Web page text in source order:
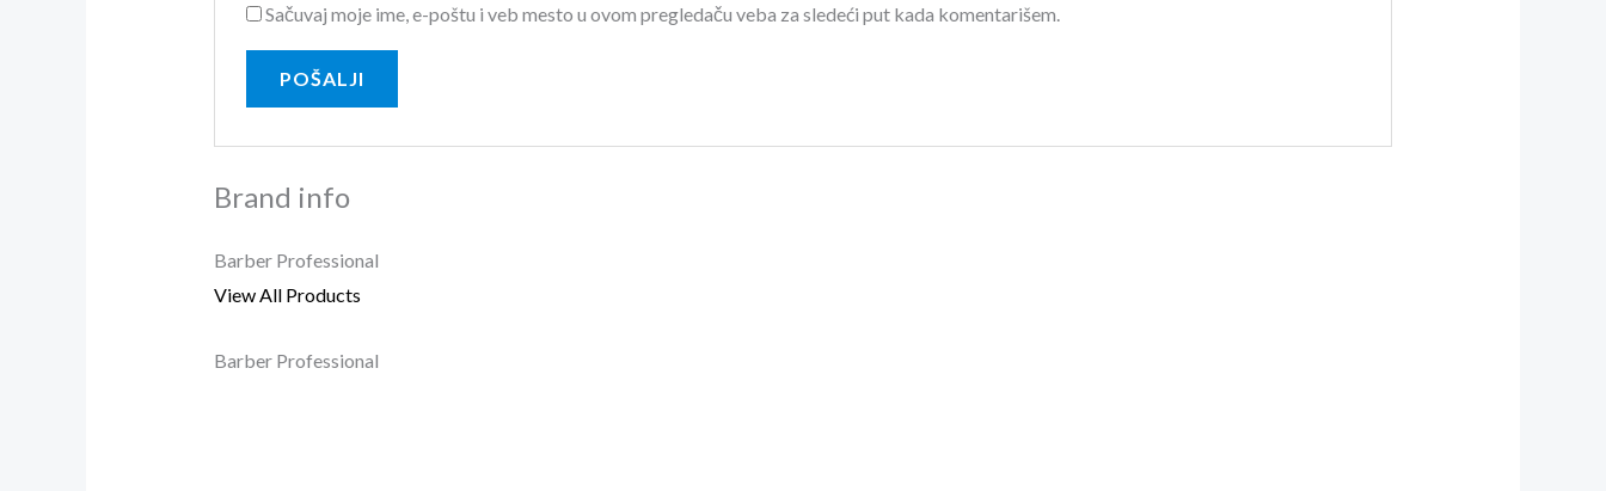
Sačuvaj moje ime, e-poštu i veb mesto u ovom pregledaču veba za sledeći put kada komentarišem.
Brand info
Barber Professional
View All Products
Barber Professional